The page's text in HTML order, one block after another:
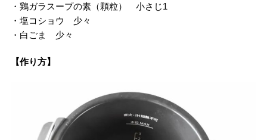
・鶏ガラスープの素（顆粒） 小さじ1
・塩コショウ 少々
・白ごま 少々
【作り方】